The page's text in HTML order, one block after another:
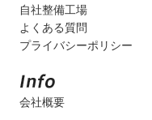
自社整備工場
よくある質問
プライバシーポリシー
会社概要